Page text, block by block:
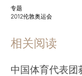
专题
2012伦敦奥运会
相关阅读
中国体育代表